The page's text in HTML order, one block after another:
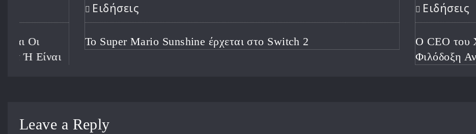
Ο CEO του Xbox Θέτει Προτεραιότητες Μετά τις Απολύσεις για
Φιλόδοξη Ανάπτυξη Μετά από μια Τρομερή Χρονιά